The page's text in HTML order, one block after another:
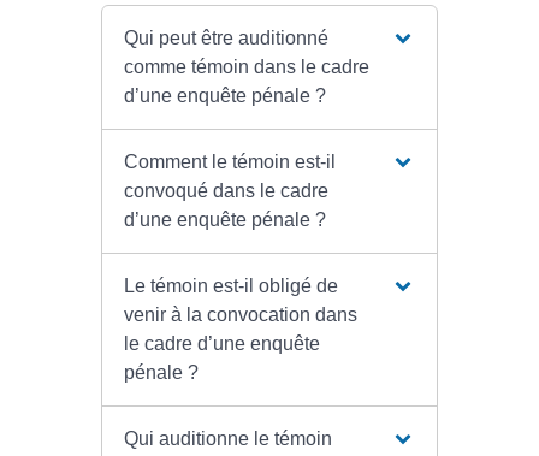
Qui peut être auditionné
comme témoin dans le cadre
d’une enquête pénale ?
Comment le témoin est-il
convoqué dans le cadre
d’une enquête pénale ?
Le témoin est-il obligé de
venir à la convocation dans
le cadre d’une enquête
pénale ?
Qui auditionne le témoin